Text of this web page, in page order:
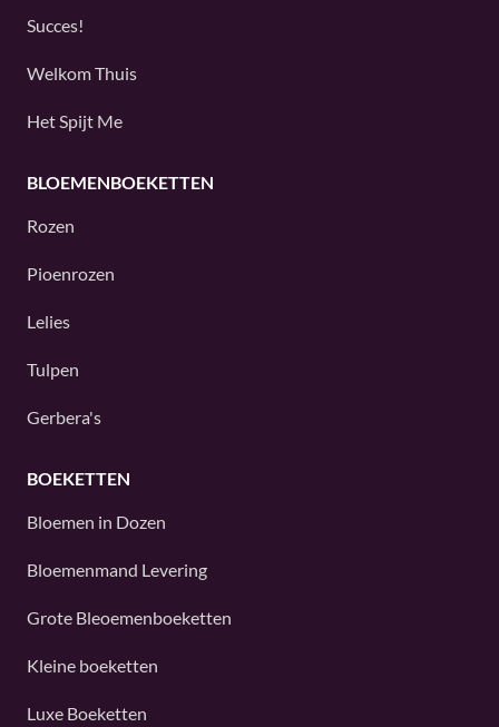
Succes!
Welkom Thuis
Het Spijt Me
BLOEMENBOEKETTEN
Rozen
Pioenrozen
Lelies
Tulpen
Gerbera's
BOEKETTEN
Bloemen in Dozen
Bloemenmand Levering
Grote Bleoemenboeketten
Kleine boeketten
Luxe Boeketten